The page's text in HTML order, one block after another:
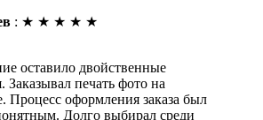
: ★ ★ ★ ★ ★
оставило двойственные
Заказывал печать фото на
Процесс оформления заказа был
Долго выбирал среди